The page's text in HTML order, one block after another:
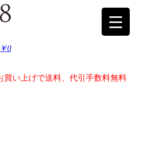
￥0
買い上げで送料、代引手数料無料